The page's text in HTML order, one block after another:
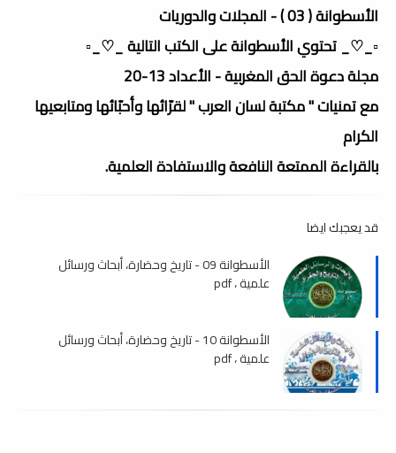
الأسطوانة ( 03 ) - المجلات والدوريات
▫️_♡_ تحتوي الأسطوانة على الكتب التالية _♡_▫️
مجلة دعوة الحق المغربية - الأعداد 13-20
مع تمنيات " مكتبة لسان العرب " لقرّائها وأحبّائها ومتابعيها
الكرام
بالقراءة الممتعة النافعة والاستفادة العلمية.
قد يعجبك ايضا
الأسطوانة 09 - تاريخ وحضارة، أبحاث ورسائل
علمية ، pdf
الأسطوانة 10 - تاريخ وحضارة، أبحاث ورسائل
علمية ، pdf